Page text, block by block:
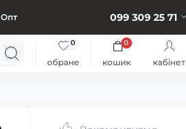
099 309 25 71
обране
0
кошик
0
кабінет